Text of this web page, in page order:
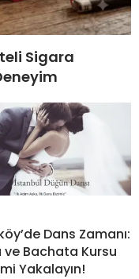
Sigara
Dans Zamanı:
ve Bachata Kursu
Yakalayın!